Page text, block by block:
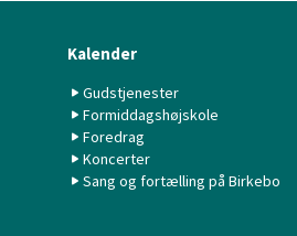
Kalender
Gudstjenester
Formiddagshøjskole
Foredrag
Koncerter
Sang og fortælling på Birkebo